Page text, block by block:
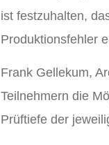
ist festzuhalten,
Produktionsfehler
Frank Gellekum,
Teilnehmern die
Prüftiefe der